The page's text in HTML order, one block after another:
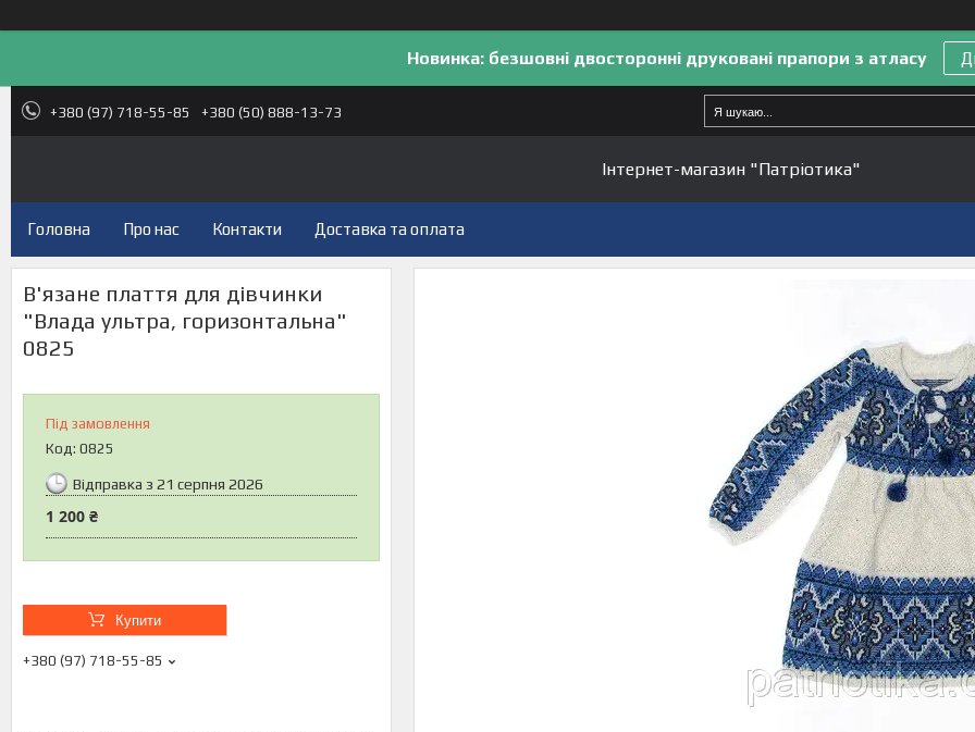
Новинка: безшовні двосторонні друковані прапори з атласу
+380 (97) 718-55-85 +380 (50) 888-13-73
Інтернет-магазин "Патріотика"
Головна Про нас Контакти Доставка та оплата
В'язане плаття для дівчинки
"Влада ультра, горизонтальна"
0825
Під замовлення
Код: 0825
Відправка з 21 серпня 2026
1 200 ₴
Купити
+380 (97) 718-55-85